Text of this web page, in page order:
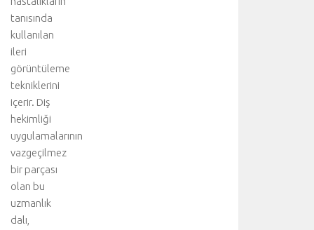
tanısında
kullanılan
ileri
görüntüleme
tekniklerini
içerir. Diş
hekimliği
uygulamalarının
vazgeçilmez
bir parçası
olan bu
uzmanlık
dalı,